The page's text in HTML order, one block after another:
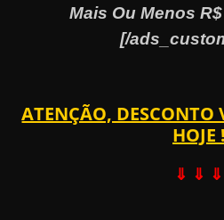
Mais Ou Menos
[/
ATENÇÃO, DESCONTO
HOJE !
⇓ ⇓ ⇓